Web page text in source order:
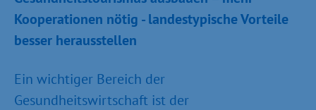
Kooperationen nötig - landestypische Vorteile
besser herausstellen
Ein wichtiger Bereich der
Gesundheitswirtschaft ist der